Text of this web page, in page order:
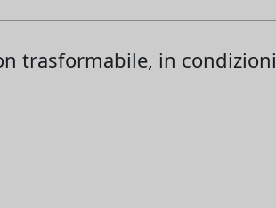
trasformabile, in condizioni